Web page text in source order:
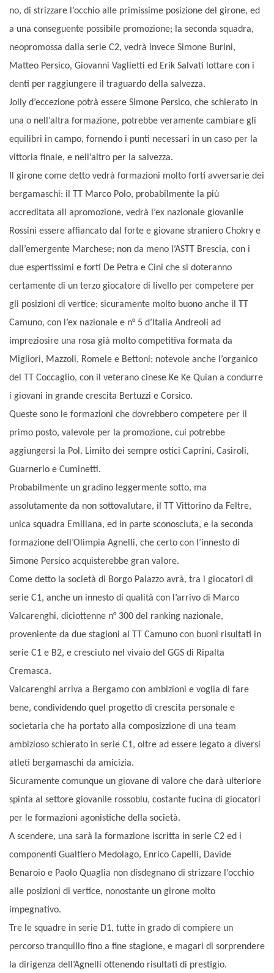
no, di strizzare l’occhio alle primissime posizione del girone, ed
a una conseguente possibile promozione; la seconda squadra,
neopromossa dalla serie C2, vedrà invece Simone Burini,
Matteo Persico, Giovanni Vaglietti ed Erik Salvati lottare con i
denti per raggiungere il traguardo della salvezza.
Jolly d’eccezione potrà essere Simone Persico, che schierato in
una o nell’altra formazione, potrebbe veramente cambiare gli
equilibri in campo, fornendo i punti necessari in un caso per la
vittoria finale, e nell’altro per la salvezza.
Il girone come detto vedrà formazioni molto forti avversarie dei
bergamaschi: il TT Marco Polo, probabilmente la più
accreditata all apromozione, vedrà l’ex nazionale giovanile
Rossini essere affiancato dal forte e giovane straniero Chokry e
dall’emergente Marchese; non da meno l’ASTT Brescia, con i
due espertissimi e forti De Petra e Cini che si doteranno
certamente di un terzo giocatore di livello per competere per
gli posizioni di vertice; sicuramente molto buono anche il TT
Camuno, con l’ex nazionale e n° 5 d’Italia Andreoli ad
impreziosire una rosa già molto competitiva formata da
Migliori, Mazzoli, Romele e Bettoni; notevole anche l’organico
del TT Coccaglio, con il veterano cinese Ke Ke Quian a condurre
i giovani in grande crescita Bertuzzi e Corsico.
Queste sono le formazioni che dovrebbero competere per il
primo posto, valevole per la promozione, cui potrebbe
aggiungersi la Pol. Limito dei sempre ostici Caprini, Casiroli,
Guarnerio e Cuminetti.
Probabilmente un gradino leggermente sotto, ma
assolutamente da non sottovalutare, il TT Vittorino da Feltre,
unica squadra Emiliana, ed in parte sconosciuta, e la seconda
formazione dell’Olimpia Agnelli, che certo con l’innesto di
Simone Persico acquisterebbe gran valore.
Come detto la società di Borgo Palazzo avrà, tra i giocatori di
serie C1, anche un innesto di qualità con l’arrivo di Marco
Valcarenghi, diciottenne n° 300 del ranking nazionale,
proveniente da due stagioni al TT Camuno con buoni risultati in
serie C1 e B2, e cresciuto nel vivaio del GGS di Ripalta
Cremasca.
Valcarenghi arriva a Bergamo con ambizioni e voglia di fare
bene, condividendo quel progetto di crescita personale e
societaria che ha portato alla composizzione di una team
ambizioso schierato in serie C1, oltre ad essere legato a diversi
atleti bergamaschi da amicizia.
Sicuramente comunque un giovane di valore che darà ulteriore
spinta al settore giovanile rossoblu, costante fucina di giocatori
per le formazioni agonistiche della società.
A scendere, una sarà la formazione iscritta in serie C2 ed i
componenti Gualtiero Medolago, Enrico Capelli, Davide
Benaroio e Paolo Quaglia non disdegnano di strizzare l’occhio
alle posizioni di vertice, nonostante un girone molto
impegnativo.
Tre le squadre in serie D1, tutte in grado di compiere un
percorso tranquillo fino a fine stagione, e magari di sorprendere
la dirigenza dell’Agnelli ottenendo risultati di prestigio.